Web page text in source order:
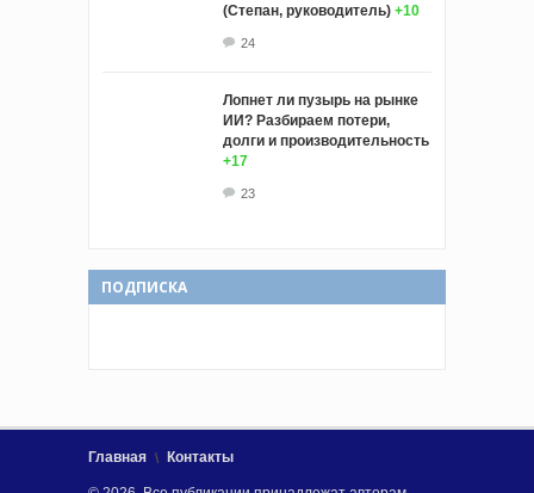
(Степан, руководитель) +10
24
Лопнет ли пузырь на рынке
ИИ? Разбираем потери,
долги и производительность
+17
23
ПОДПИСКА
Главная Контакты